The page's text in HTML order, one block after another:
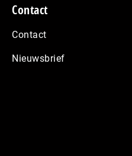
Contact
Contact
Nieuwsbrief